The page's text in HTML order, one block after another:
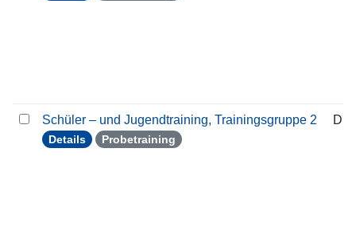
Schüler – und Jugendtraining, Trainingsgruppe 2
Details Probetraining